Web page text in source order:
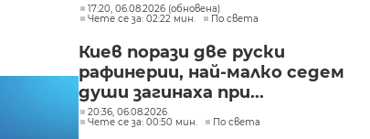
17:20, 06.08.2026 (обновена)
Чете се за: 02:22 мин.
По света
Киев порази две руски
рафинерии, най-малко седем
души загинаха при...
20:36, 06.08.2026
Чете се за: 00:50 мин.
По света